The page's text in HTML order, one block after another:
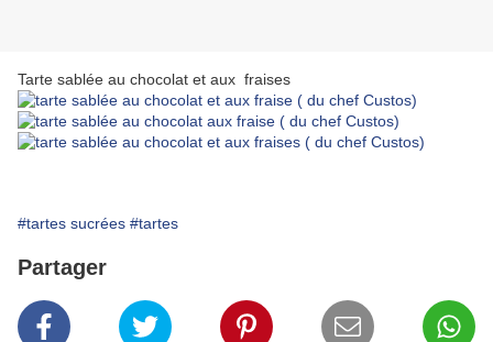
Tarte sablée au chocolat et aux fraises
#tartes sucrées #tartes
Partager